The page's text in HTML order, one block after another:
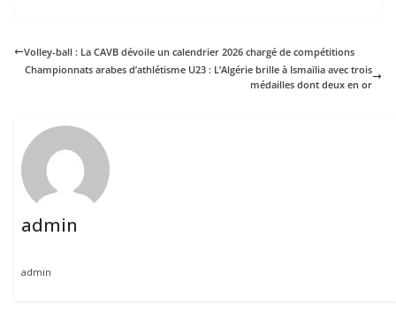
Volley-ball : La CAVB dévoile un calendrier 2026 chargé de compétitions
Championnats arabes d’athlétisme U23 : L’Algérie brille à Ismaïlia avec trois
médailles dont deux en or
admin
admin